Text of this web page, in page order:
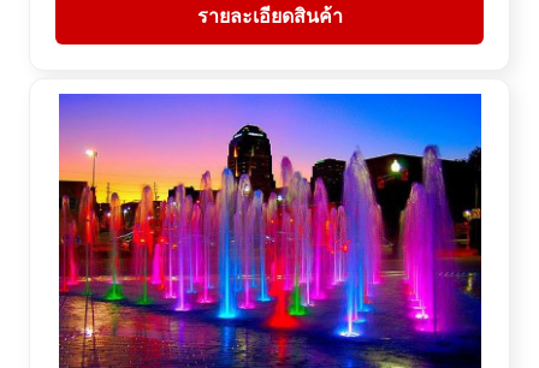
รายละเอียดสินค้า